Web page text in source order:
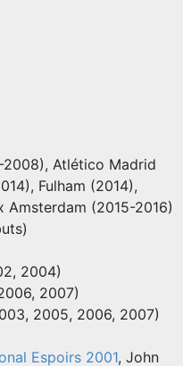
Atlético Madrid
Fulham (2014),
Amsterdam (2015-2016)
2004)
2007)
2005, 2006, 2007)
Espoirs 2001, John